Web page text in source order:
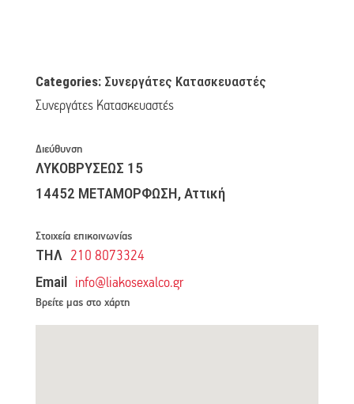
Categories: Συνεργάτες Κατασκευαστές
Συνεργάτες Κατασκευαστές
Διεύθυνση
ΛΥΚΟΒΡΥΣΕΩΣ 15
14452 ΜΕΤΑΜΟΡΦΩΣΗ, Αττική
Στοιχεία επικοινωνίας
ΤΗΛ 210 8073324
Email info@liakosexalco.gr
Βρείτε μας στο χάρτη